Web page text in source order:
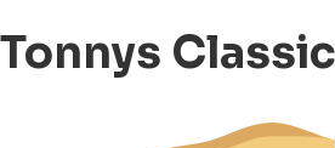
Tonnys